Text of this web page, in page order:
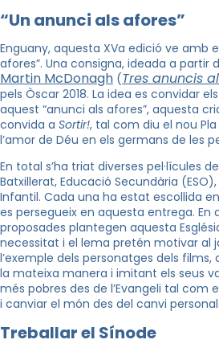
“Un anunci als afores”
Enguany, aquesta XVa edició ve amb
afores”. Una consigna, ideada a partir
Martin McDonagh (Tres anuncis
pels Òscar 2018. La idea es convidar
aquest “anunci als afores”, aquesta
convida a Sortir!, tal com diu el nou
l’amor de Déu en els germans de les
En total s’ha triat diverses pel·lícules
Batxillerat, Educació Secundària
Infantil. Cada una ha estat escollida
es persegueix en aquesta entrega. En
proposades plantegen aquesta
necessitat i el lema pretén motivar al
l’exemple dels personatges dels
la mateixa manera i imitant els seus
més pobres des de l’Evangeli tal com
i canviar el món des del canvi personal.
Treballar el Sínode